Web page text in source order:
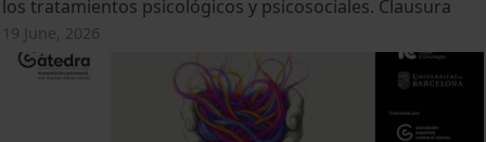
los tratamientos psicológicos y psicosociales. Clausura
19 June, 2026